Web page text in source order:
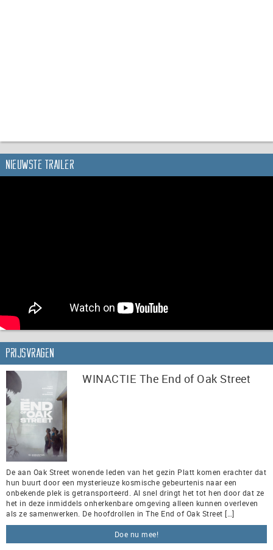
Nieuwste trailer
Prijsvragen
WINACTIE The End of Oak Street
De aan Oak Street wonende leden van het gezin Platt komen erachter dat
hun buurt door een mysterieuze kosmische gebeurtenis naar een
onbekende plek is getransporteerd. Al snel dringt het tot hen door dat ze
het in deze inmiddels onherkenbare omgeving alleen kunnen overleven
als ze samenwerken. De hoofdrollen in The End of Oak Street […]
Doe nu mee!